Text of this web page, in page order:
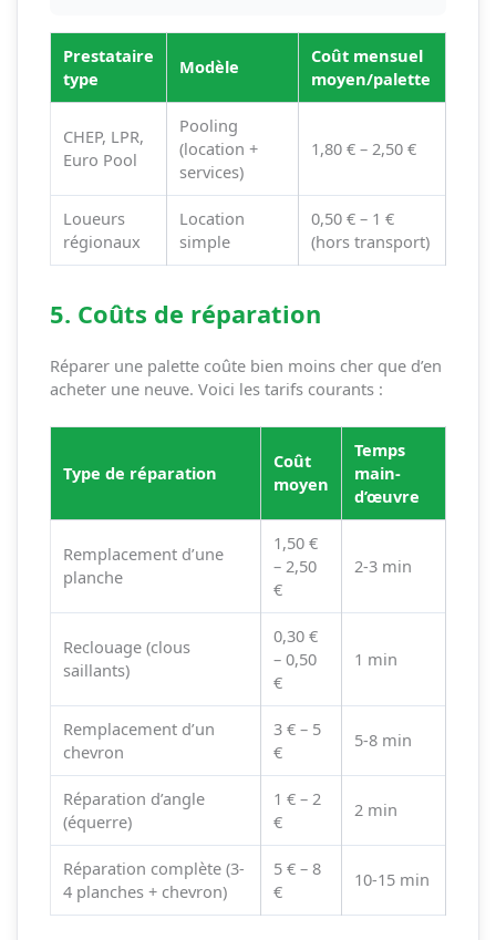
Prestataire
type
Modèle
Coût mensuel
moyen/palette
CHEP, LPR,
Euro Pool
Pooling
(location +
services)
1,80 € – 2,50 €
Loueurs
régionaux
Location
simple
0,50 € – 1 €
(hors transport)
5. Coûts de réparation
Réparer une palette coûte bien moins cher que d’en
acheter une neuve. Voici les tarifs courants :
Type de réparation
Coût
moyen
Temps
main-
d’œuvre
Remplacement d’une
planche
1,50 €
– 2,50
€
2-3 min
Reclouage (clous
saillants)
0,30 €
– 0,50
€
1 min
Remplacement d’un
chevron
3 € – 5
€
5-8 min
Réparation d’angle
(équerre)
1 € – 2
€
2 min
Réparation complète (3-
4 planches + chevron)
5 € – 8
€
10-15 min